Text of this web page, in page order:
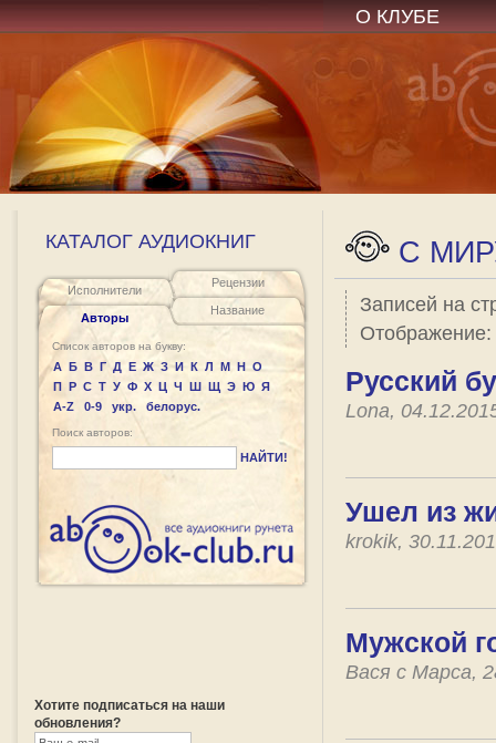
О КЛУБЕ
КАТАЛОГ АУДИОКНИГ
Исполнители
Авторы
Рецензии
Название
Список авторов на букву:
А Б В Г Д Е Ж З И К Л М Н О
П Р С Т У Ф Х Ц Ч Ш Щ Э Ю Я
A-Z
0-9 укр. белорус.
Поиск авторов:
НАЙТИ!
Хотите подписаться на наши
обновления?
C
Записей на
Отображение:
Русский
Lona,
Ушел из
krokik,
Мужской
Вася с Марса,